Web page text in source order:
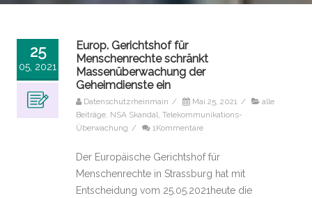
25
05, 2021
Europ. Gerichtshof für
Menschenrechte schränkt
Massenüberwachung der
Geheimdienste ein
Datenschutzrheinmain / Mai 25, 2021 /
alle
Beiträge NSA Skandal Telekommunikations-
Überwachung / 1Kommentare
Der Europäische Gerichtshof für
Menschenrechte in Strassburg hat mit
Entscheidung vom 25.05.2021heute die